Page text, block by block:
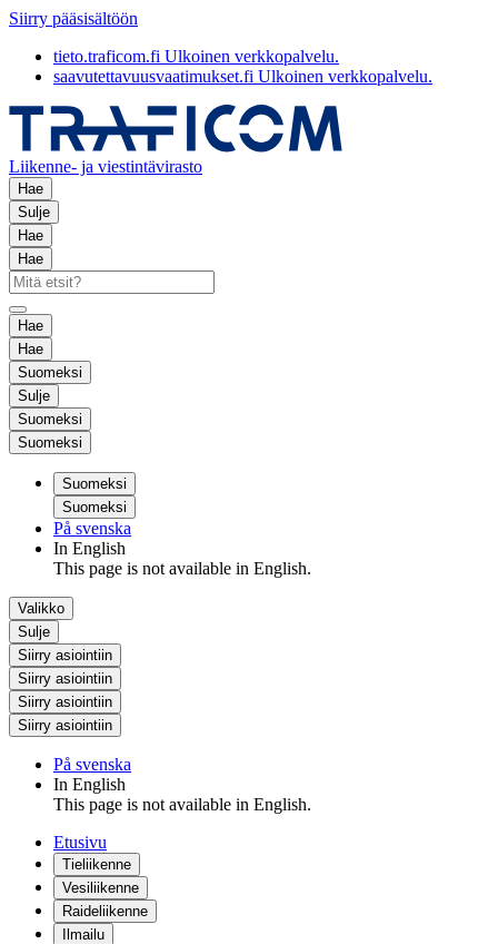
Siirry pääsisältöön
tieto.traficom.fi Ulkoinen verkkopalvelu.
saavutettavuusvaatimukset.fi Ulkoinen verkkopalvelu.
Liikenne- ja viestintävirasto
Hae
Sulje
Hae
Hae
Hae
Hae
Suomeksi
Sulje
Suomeksi
Suomeksi
Suomeksi
Suomeksi
På svenska
In English
This page is not available in English.
Valikko
Sulje
Siirry asiointiin
Siirry asiointiin
Siirry asiointiin
Siirry asiointiin
På svenska
In English
This page is not available in English.
Etusivu
Tieliikenne
Vesiliikenne
Raideliikenne
Ilmailu